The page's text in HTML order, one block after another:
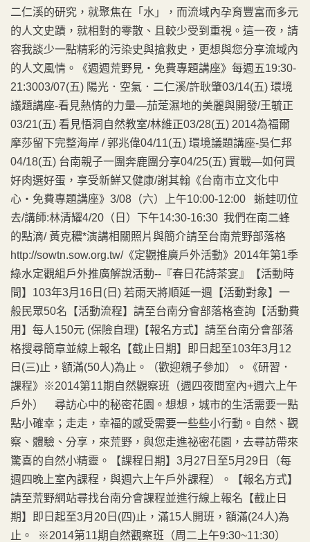
二仁溪的研究，就聚焦在「水」，而流域內孕育豐富而多元
的人文史蹟，就相對的零散、且較少受到重視。這一夜，請
容我談少一點精彩的污染史與搶救史，更想與您分享流域內
的人文風情。《週週荒野見‧免費專題講座》每週五19:30-
21:3003/07(五) 陽光．空氣．二仁溪/許耿肇03/14(五) 環境
議題講座-看見熱情的力量—茄萣濕地的美麗與開發/王毓正
03/21(五) 看見悟洞自然教室/林維正03/28(五) 2014為福爾
摩莎留下完整海岸 / 郭兆偉04/11(五) 環境議題講座-吳仁邦
04/18(五) 台南親子一團奔鹿團分享04/25(五) 實戰—如何買
好肉選好蛋，享受新鮮又健康/謝其翰《台南市立文化中
心‧免費專題講座》3/08（六）上午10:00-12:00 蜥蛙叨位
去/講師:林清耀4/20（日）下午14:30-16:30 我們在南二蜂
的點滴/ 黃克穠*演講相關照片與簡介請至台南荒野部落格
http://sowtn.sow.org.tw/《定觀推廣戶外活動》2014年第1季
綠水定觀組戶外推廣解說活動--『春日花詩茶宴』【活動時
間】103年3月16日(日) 若雨天將順延一週【活動對象】一
般民眾50名【活動流程】請至台南分會部落格查詢【活動費
用】每人150元 (保險自理)【報名方式】請至台南分會部落
格搜尋簡章並線上報名【截止日期】即日起至103年3月12
日(三)止，額滿(50人)為止。（歡迎親子參加）。《研習．
課程》※2014第11期自然觀察班（週四夜間室內+週六上午
戶外） 尋訪心中的秘密花園。想想，城市的生活需要一點
點小確幸；走走，幸福的感受需要一些些小行動。自然、觀
察、體驗、分享，來荒野，與您走進祕密花園，去尋訪帶來
驚喜的自然小精靈。【課程日期】3月27日至5月29日（每
週四晚上室內課程，與週六上午戶外課程）。【報名方式】
請至荒野網站尋找台南分會課程並進行線上報名【截止日
期】即日起至3月20日(四)止，滿15人開班，額滿(24人)為
止。 ※2014第11期自然觀察班（周二上午9:30~11:30）